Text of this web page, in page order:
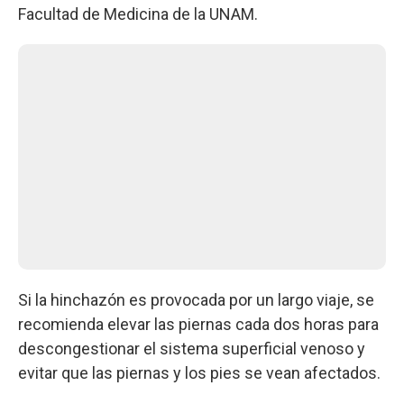
Facultad de Medicina de la UNAM.
Si la hinchazón es provocada por un largo viaje, se
recomienda elevar las piernas cada dos horas para
descongestionar el sistema superficial venoso y
evitar que las piernas y los pies se vean afectados.